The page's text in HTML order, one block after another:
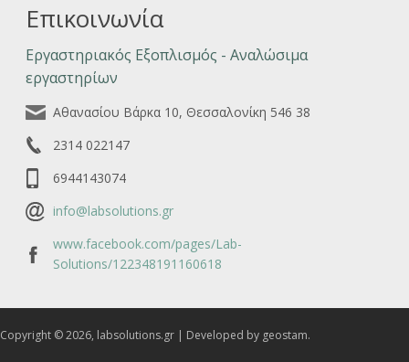
Επικοινωνία
Εργαστηριακός Εξοπλισμός - Αναλώσιμα
εργαστηρίων
Αθανασίου Βάρκα 10, Θεσσαλονίκη 546 38
2314 022147
6944143074
info@labsolutions.gr
www.facebook.com/pages/Lab-
Solutions/122348191160618
Copyright © 2026, labsolutions.gr | Developed by geostam.